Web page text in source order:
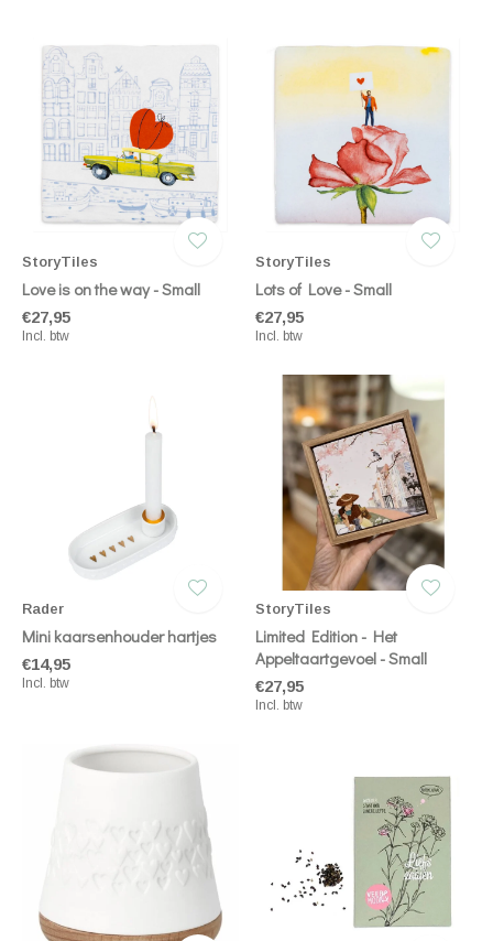
StoryTiles
Love is on the way - Small
€27,95
Incl. btw
StoryTiles
Lots of Love - Small
€27,95
Incl. btw
Rader
Mini kaarsenhouder hartjes
€14,95
Incl. btw
StoryTiles
Limited Edition - Het
Appeltaartgevoel - Small
€27,95
Incl. btw